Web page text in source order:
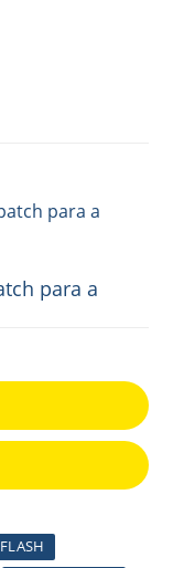
para a
FLASH